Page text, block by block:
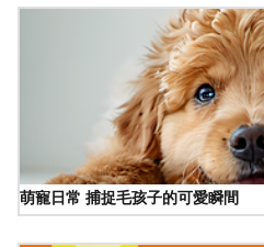
萌寵日常 捕捉毛孩子的可愛瞬間